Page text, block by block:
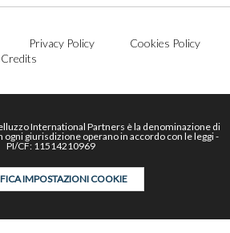
Privacy Policy
Cookies Policy
Credits
International Partners è la denominazione di
ogni giurisdizione operano in accordo con le leggi -
PI/CF: 11514210969
IMPOSTAZIONI COOKIE